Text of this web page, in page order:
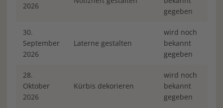
2026
gegeben
30.
September
2026
Laterne gestalten
wird noch
bekannt
gegeben
28.
Oktober
2026
Kürbis dekorieren
wird noch
bekannt
gegeben